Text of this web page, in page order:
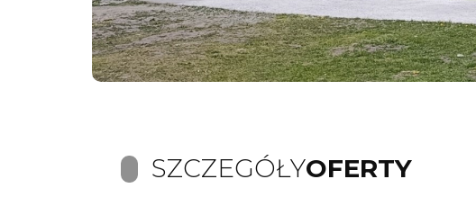
SZCZEGÓŁYOFERTY